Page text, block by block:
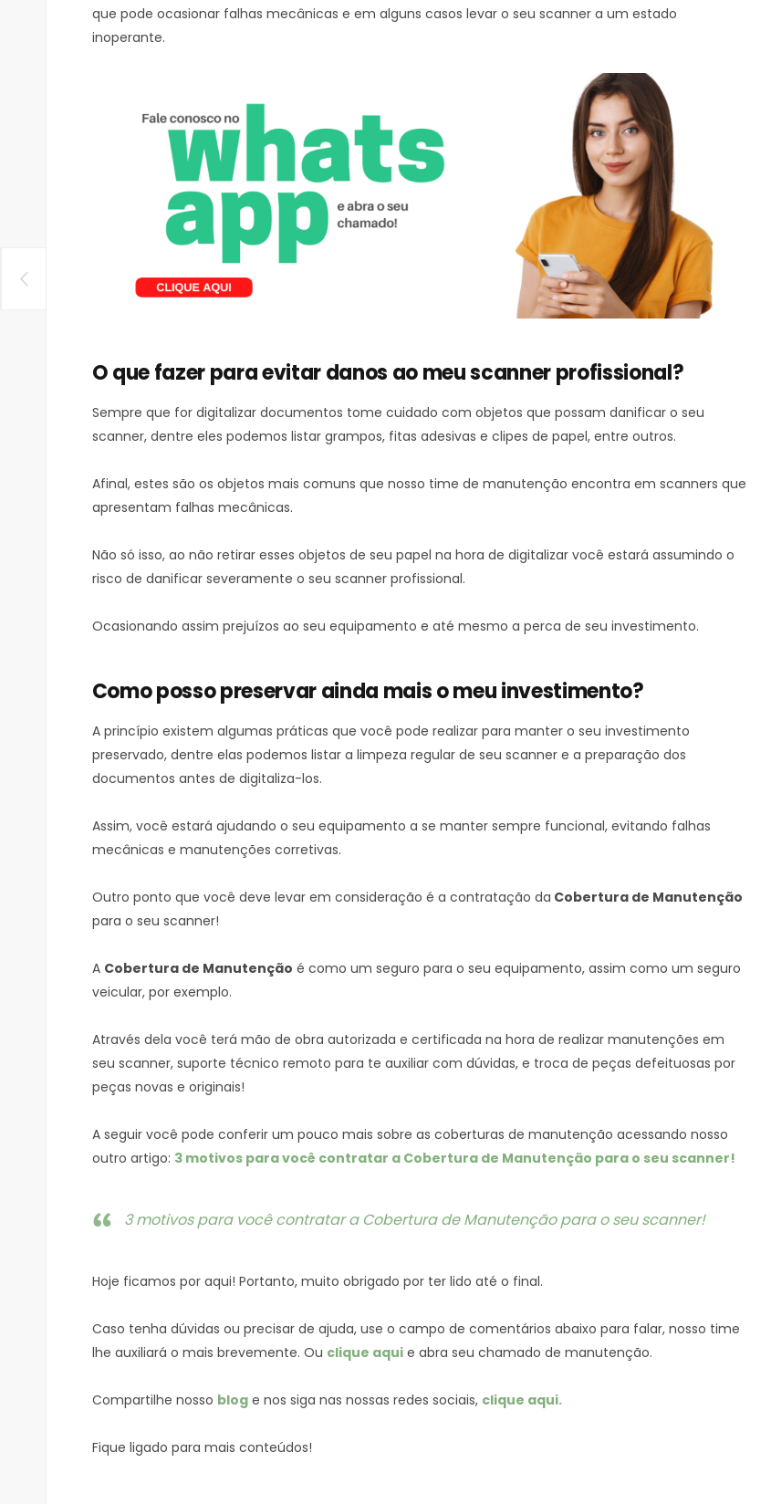
que pode ocasionar falhas mecânicas e em alguns casos levar o seu scanner a um estado
inoperante.
O que fazer para evitar danos ao meu scanner profissional?
Sempre que for digitalizar documentos tome cuidado com objetos que possam danificar o seu
scanner, dentre eles podemos listar grampos, fitas adesivas e clipes de papel, entre outros.
Afinal, estes são os objetos mais comuns que nosso time de manutenção encontra em scanners que
apresentam falhas mecânicas.
Não só isso, ao não retirar esses objetos de seu papel na hora de digitalizar você estará assumindo o
risco de danificar severamente o seu scanner profissional.
Ocasionando assim prejuízos ao seu equipamento e até mesmo a perca de seu investimento.
Como posso preservar ainda mais o meu investimento?
A princípio existem algumas práticas que você pode realizar para manter o seu investimento
preservado, dentre elas podemos listar a limpeza regular de seu scanner e a preparação dos
documentos antes de digitaliza-los.
Assim, você estará ajudando o seu equipamento a se manter sempre funcional, evitando falhas
mecânicas e manutenções corretivas.
Outro ponto que você deve levar em consideração é a contratação da Cobertura de Manutenção
para o seu scanner!
A Cobertura de Manutenção é como um seguro para o seu equipamento, assim como um seguro
veicular, por exemplo.
Através dela você terá mão de obra autorizada e certificada na hora de realizar manutenções em
seu scanner, suporte técnico remoto para te auxiliar com dúvidas, e troca de peças defeituosas por
peças novas e originais!
A seguir você pode conferir um pouco mais sobre as coberturas de manutenção acessando nosso
outro artigo: 3 motivos para você contratar a Cobertura de Manutenção para o seu scanner!
3 motivos para você contratar a Cobertura de Manutenção para o seu scanner!
Hoje ficamos por aqui! Portanto, muito obrigado por ter lido até o final.
Caso tenha dúvidas ou precisar de ajuda, use o campo de comentários abaixo para falar, nosso time
lhe auxiliará o mais brevemente. Ou clique aquie abra seu chamado de manutenção.
Compartilhe nosso bloge nos siga nas nossas redes sociais, clique aqui.
Fique ligado para mais conteúdos!